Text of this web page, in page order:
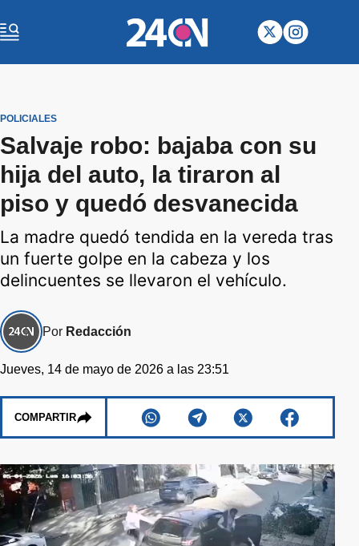
POLICIALES
Salvaje robo: bajaba con su
hija del auto, la tiraron al
piso y quedó desvanecida
La madre quedó tendida en la vereda tras
un fuerte golpe en la cabeza y los
delincuentes se llevaron el vehículo.
Por Redacción
Jueves, 14 de mayo de 2026 a las 23:51
COMPARTIR